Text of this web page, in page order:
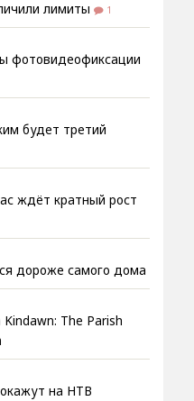
лимиты 1
фотовидеофиксации
будет третий
ждёт кратный рост
дороже самого дома
The Parish
на НТВ